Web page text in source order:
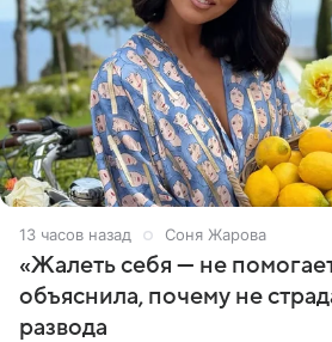
13 часов назад Соня Жарова
«Жалеть себя — не
объяснила, почему не
развода